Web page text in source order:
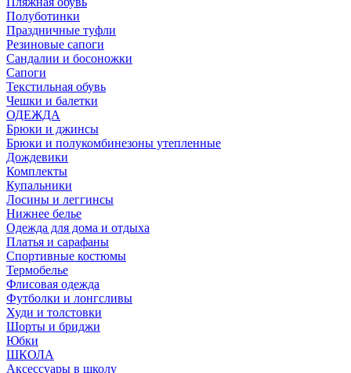
Полуботинки
Праздничные туфли
Резиновые сапоги
Сандалии и босоножки
Сапоги
Текстильная обувь
Чешки и балетки
ОДЕЖДА
Брюки и джинсы
Брюки и полукомбинезоны утепленные
Дождевики
Комплекты
Купальники
Лосины и леггинсы
Нижнее белье
Одежда для дома и отдыха
Платья и сарафаны
Спортивные костюмы
Термобелье
Флисовая одежда
Футболки и лонгсливы
Худи и толстовки
Шорты и бриджи
Юбки
ШКОЛА
Аксессуары в школу